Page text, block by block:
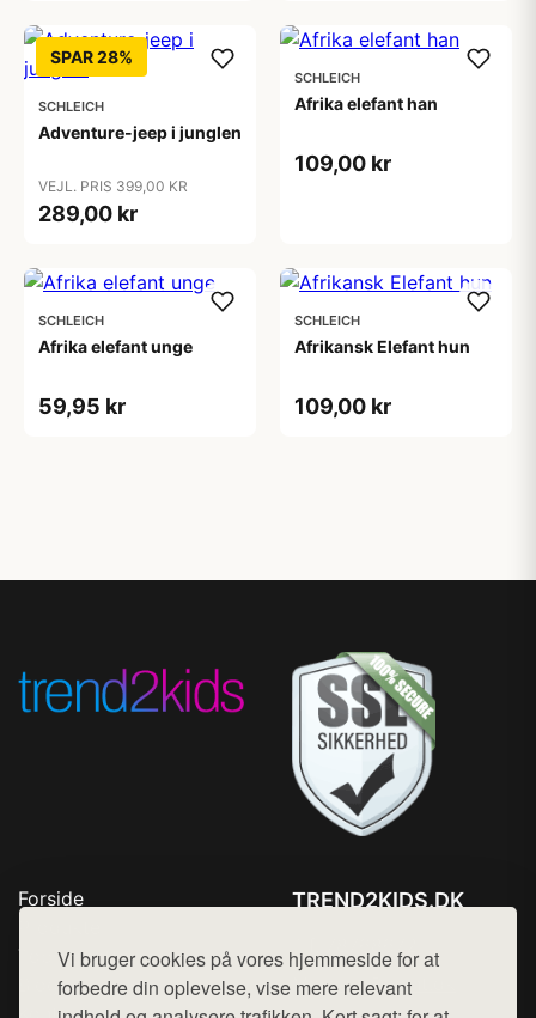
Vi bruger cookies på vores hjemmeside for at
forbedre din oplevelse, vise mere relevant
SPAR 28%
SCHLEICH
Adventure-jeep i junglen
VEJL. PRIS 399,00 KR
289,00 kr
SCHLEICH
Afrika elefant han
109,00 kr
SCHLEICH
Afrika elefant unge
59,95 kr
SCHLEICH
Afrikansk Elefant hun
109,00 kr
Forside
Top Rabatter
Blog
TREND2KIDS.DK
Mail: hej@want.dk